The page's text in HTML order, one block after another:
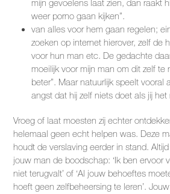
mijn gevoelens laat zien, dan raakt
weer porno gaan kijken”.
van alles voor hem gaan regelen;
zoeken op internet hierover, zelf de
voor hun man etc. De gedachte
moeilijk voor mijn man om dit zelf te
beter”. Maar natuurlijk speelt vooral
angst dat hij zelf niets doet als jij het
Vroeg of laat moesten zij echter
helemaal geen echt helpen was. Deze
houdt de verslaving eerder in stand.
jouw man de boodschap: ‘Ik ben ervoor
niet terugvalt’ of ‘Al jouw behoeftes
hoeft geen zelfbeheersing te leren’.